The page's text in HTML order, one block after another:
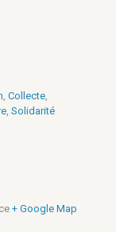
,Collecte,
,Solidarité
+ Google Map